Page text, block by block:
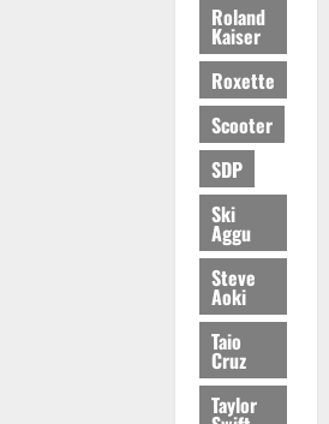
Roland
Kaiser
Roxette
Scooter
SDP
Ski
Aggu
Steve
Aoki
Taio
Cruz
Taylor